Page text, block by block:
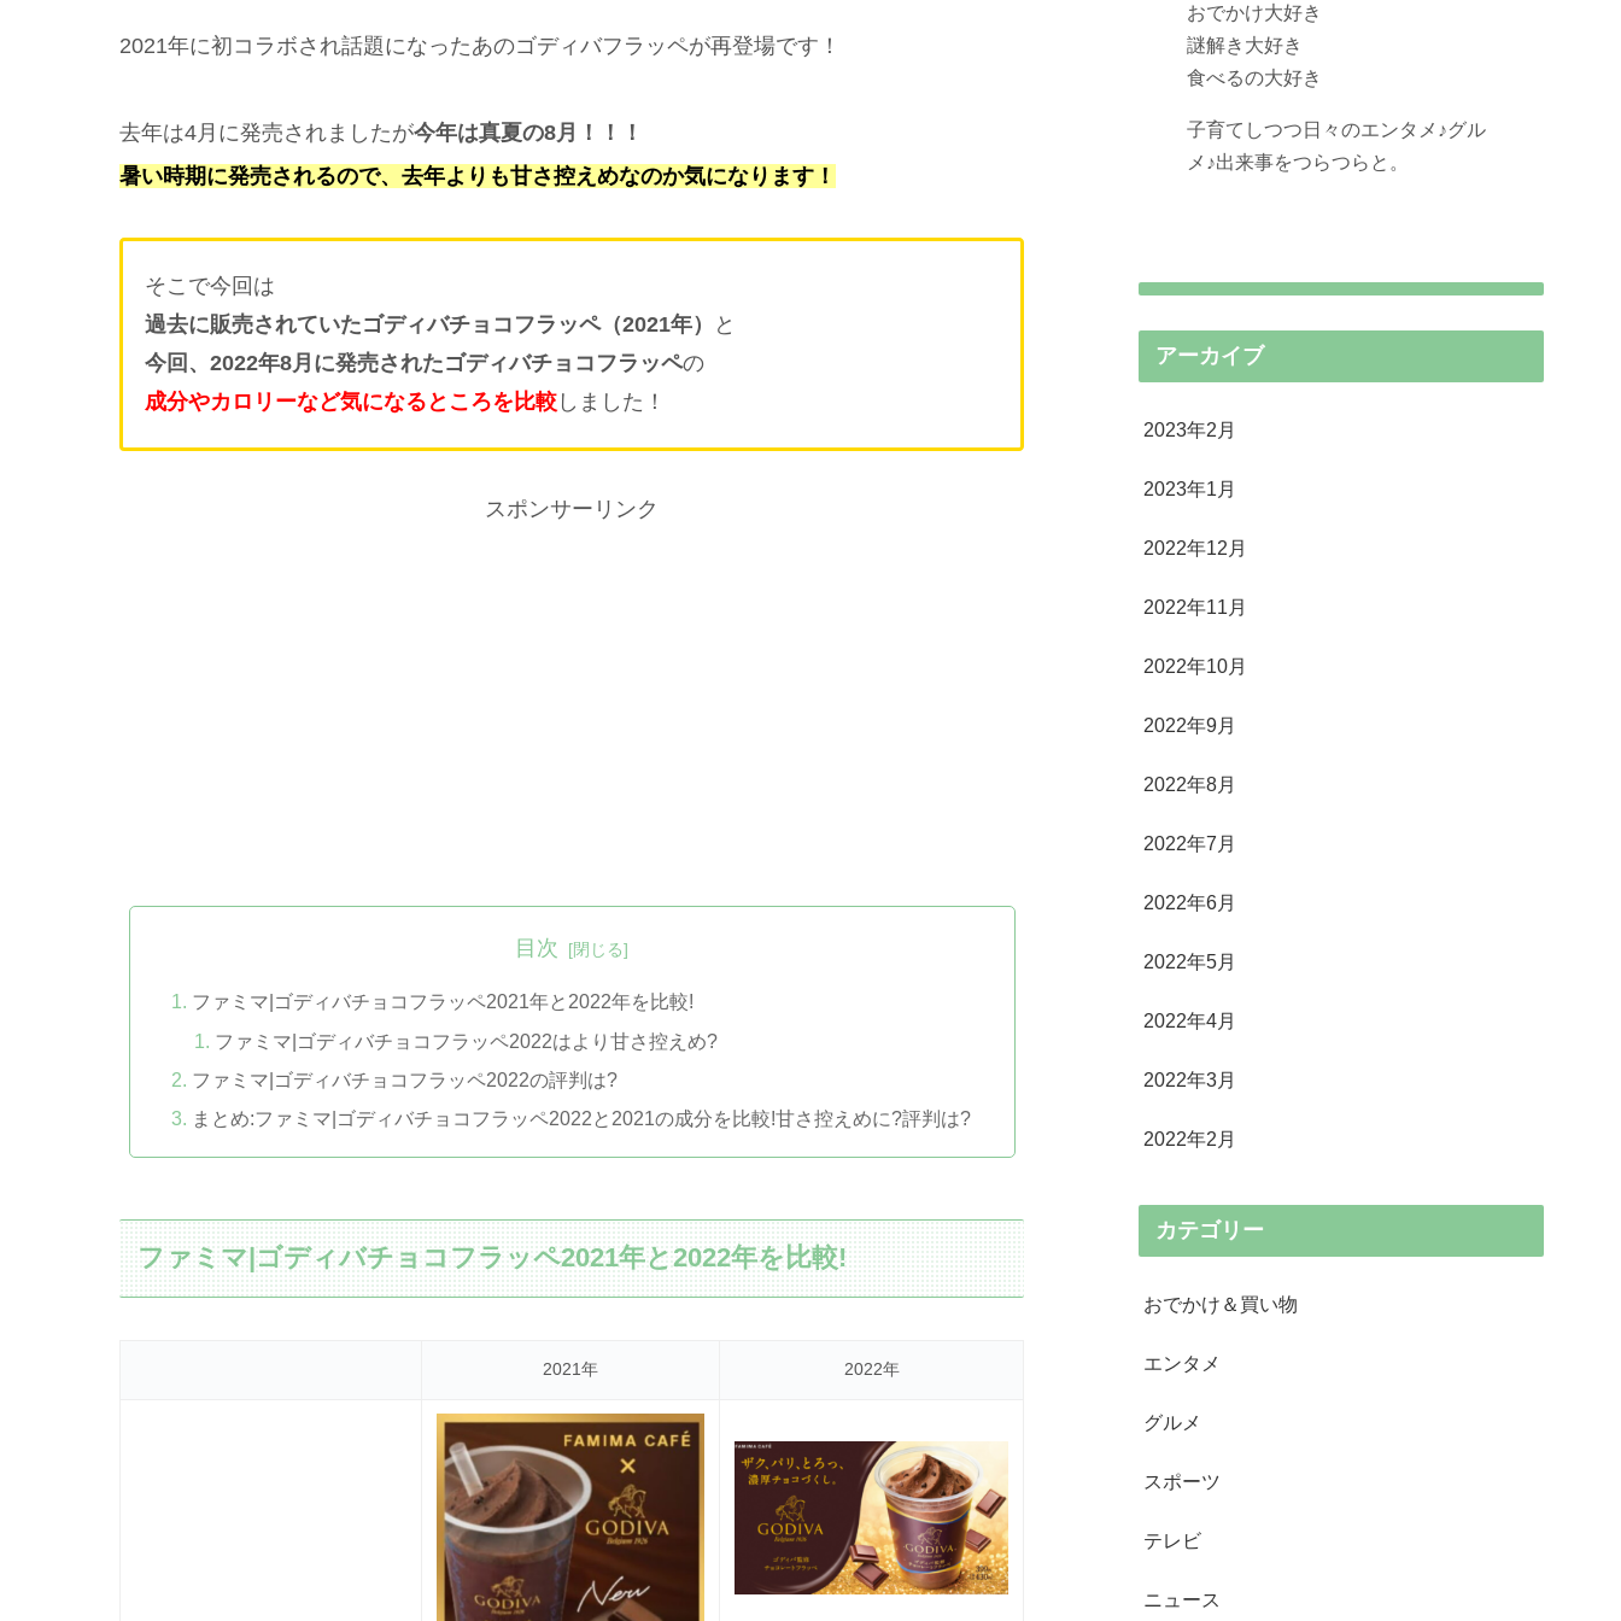
2021年に初コラボされ話題になったあのゴディバフラッペが再登場です！
去年は4月に発売されましたが今年は真夏の8月！！！
暑い時期に発売されるので、去年よりも甘さ控えめなのか気になります！
そこで今回は
過去に販売されていたゴディバチョコフラッペ（2021年）
と
今回、2022年8月に発売されたゴディバチョコフラッペの
成分やカロリーなど気になるところを比較 しました！
スポンサーリンク
目次
ファミマ|ゴディバチョコフラッペ2021年と2022年を比較!
ファミマ|ゴディバチョコフラッペ2022はより甘さ控えめ?
ファミマ|ゴディバチョコフラッペ2022の評判は?
まとめ:ファミマ|ゴディバチョコフラッペ2022と2021の成分を比較!甘さ控えめに?評判は?
ファミマ|ゴディバチョコフラッペ2021年と2022年を比較!
2021年 2022年
おでかけ大好き
謎解き大好き
食べるの大好き
子育てしつつ日々のエンタメ♪グル
メ♪出来事をつらつらと。
アーカイブ
2023年2月
2023年1月
2022年12月
2022年11月
2022年10月
2022年9月
2022年8月
2022年7月
2022年6月
2022年5月
2022年4月
2022年3月
2022年2月
カテゴリー
おでかけ＆買い物
エンタメ
グルメ
スポーツ
テレビ
ニュース